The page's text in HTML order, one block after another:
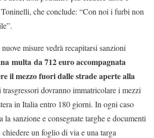
che conclude: “Con noi i furbi non
misure vedrà recapitarsi sanzioni
multa da 712 euro accompagnata
il mezzo fuori dalle strade aperte alla
dovranno immatricolare i mezzi
in Italia entro 180 giorni. In ogni caso
la sanzione e consegnate targhe e documenti
un foglio di via e una targa